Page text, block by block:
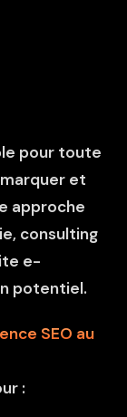
pour toute
et
approche
consulting
e-
potentiel.
SEO au
: